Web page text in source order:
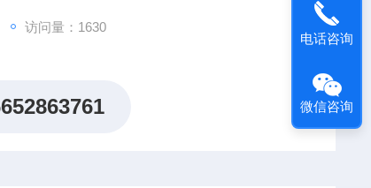
访问量：1630
电话咨询
微信咨询